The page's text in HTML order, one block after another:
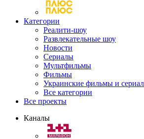
Категории
Реалити-шоу
Развлекательные шоу
Новости
Сериалы
Мультфильмы
Фильмы
Украинские фильмы и
Все категории
Все проекты
Каналы